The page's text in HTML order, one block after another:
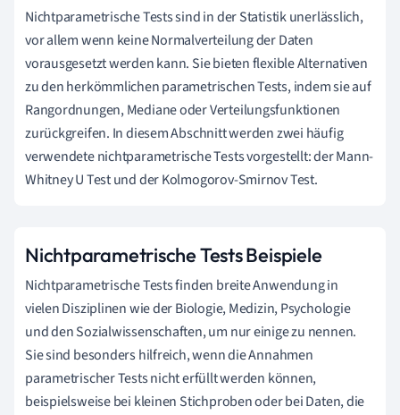
Nichtparametrische Tests sind in der Statistik unerlässlich,
vor allem wenn keine Normalverteilung der Daten
vorausgesetzt werden kann. Sie bieten flexible Alternativen
zu den herkömmlichen parametrischen Tests, indem sie auf
Rangordnungen, Mediane oder Verteilungsfunktionen
zurückgreifen. In diesem Abschnitt werden zwei häufig
verwendete nichtparametrische Tests vorgestellt: der Mann-
Whitney U Test und der Kolmogorov-Smirnov Test.
Nichtparametrische Tests Beispiele
Nichtparametrische Tests finden breite Anwendung in
vielen Disziplinen wie der Biologie, Medizin, Psychologie
und den Sozialwissenschaften, um nur einige zu nennen.
Sie sind besonders hilfreich, wenn die Annahmen
parametrischer Tests nicht erfüllt werden können,
beispielsweise bei kleinen Stichproben oder bei Daten, die